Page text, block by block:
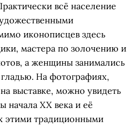
всё население
иконописцев здесь
мастера по золочению и
а женщины занимались
На фотографиях,
выставке, можно увидеть
XX века и её
этими традиционными